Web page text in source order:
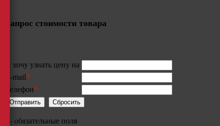
Запрос стоимости товара
Я хочу узнать цену на
E-mail*
Телефон*
- обязательные поля